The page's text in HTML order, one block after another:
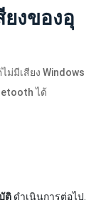
งของอุ
มีเสียง Windows
ได้
ติ ดำเนินการต่อไป.